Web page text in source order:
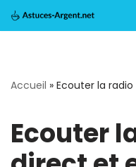
contenu
Accueil » Ecouter la
Ecouter